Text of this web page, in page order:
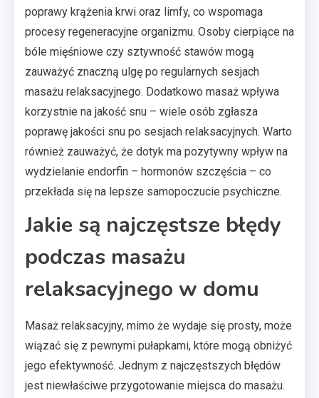
poprawy krążenia krwi oraz limfy, co wspomaga
procesy regeneracyjne organizmu. Osoby cierpiące na
bóle mięśniowe czy sztywność stawów mogą
zauważyć znaczną ulgę po regularnych sesjach
masażu relaksacyjnego. Dodatkowo masaż wpływa
korzystnie na jakość snu – wiele osób zgłasza
poprawę jakości snu po sesjach relaksacyjnych. Warto
również zauważyć, że dotyk ma pozytywny wpływ na
wydzielanie endorfin – hormonów szczęścia – co
przekłada się na lepsze samopoczucie psychiczne.
Jakie są najczęstsze błędy
podczas masażu
relaksacyjnego w domu
Masaż relaksacyjny, mimo że wydaje się prosty, może
wiązać się z pewnymi pułapkami, które mogą obniżyć
jego efektywność. Jednym z najczęstszych błędów
jest niewłaściwe przygotowanie miejsca do masażu.